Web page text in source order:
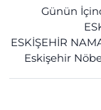
Günün
ESKİŞEHİR
Eskişehir